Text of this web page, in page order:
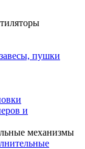
пушки
и
механизмы